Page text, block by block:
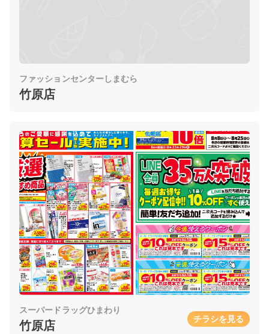
ファッションセンターしまむら
竹原店
スーパードラッグひまわり
竹原店 チラシを見る